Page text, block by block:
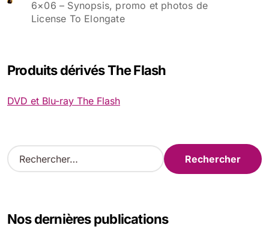
6×06 – Synopsis, promo et photos de
License To Elongate
Produits dérivés The Flash
DVD et Blu-ray The Flash
R
e
rNos dernières publications